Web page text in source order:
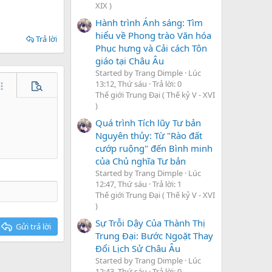
Trả lời
tùy chọn…
Xem trước
Gửi trả lời
XIX )
Hành trình Ánh sáng: Tìm
hiểu về Phong trào Văn hóa
Phục hưng và Cải cách Tôn
giáo tại Châu Âu
Started by Trang Dimple Lúc
13:12, Thứ sáu Trả lời: 0
Thế giới Trung Đại ( Thế kỷ V - XVI
)
Quá trình Tích lũy Tư bản
Nguyên thủy: Từ "Rào đất
cướp ruộng" đến Bình minh
của Chủ nghĩa Tư bản
Started by Trang Dimple Lúc
12:47, Thứ sáu Trả lời: 1
Thế giới Trung Đại ( Thế kỷ V - XVI
)
Sự Trỗi Dậy Của Thành Thị
Trung Đại: Bước Ngoặt Thay
Đổi Lịch Sử Châu Âu
Started by Trang Dimple Lúc